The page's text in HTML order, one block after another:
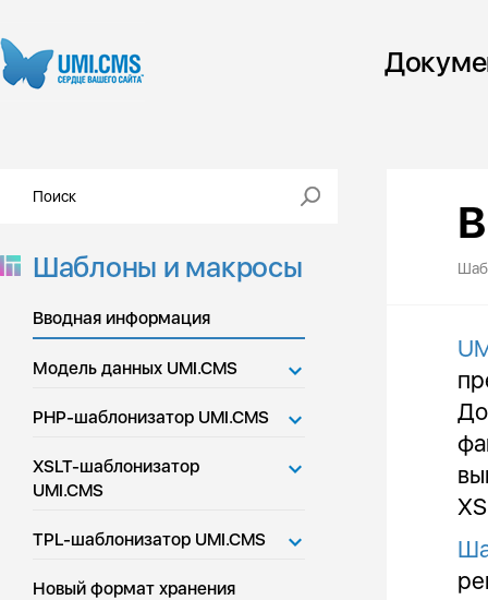
Шаблоны и макросы
Вводная информация
Модель данных UMI.CMS
PHP-шаблонизатор UMI.CMS
XSLT-шаблонизатор
UMI.CMS
TPL-шаблонизатор UMI.CMS
Новый формат хранения